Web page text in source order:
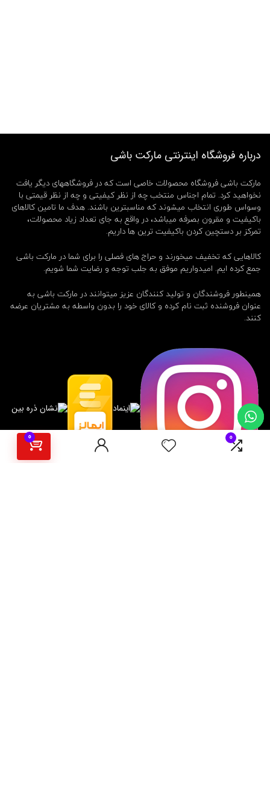
0
0
درباره فروشگاه اینترنتی مارکت باشی
مارکت باشی فروشگاه محصولات خاصی است که در فروشگاههای دیگر یافت
نخواهید کرد. تمام اجناس منتخب چه از نظر کیفیتی و چه از نظر قیمتی با
وسواس طوری انتخاب میشوند که مناسبترین باشند. هدف ما تامین کالاهای
باکیفیت و مقرون بصرفه میباشد، در واقع به جای تعداد زیاد محصولات،
تمرکز بر دستچین کردن باکیفیت ترین ها داریم.
کالاهایی که تخفیف میخورند و حراج های فصلی را برای شما در مارکت باشی
جمع کرده ایم. امیدواریم موفق به جلب توجه و رضایت شما شویم.
همینطور فروشندگان و تولید کنندگان عزیز میتوانند در مارکت باشی به
عنوان فروشنده ثبت نام کرده و کالای خود را بدون واسطه به مشتریان عرضه
کنند.